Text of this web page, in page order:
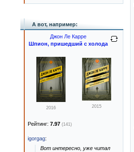
А вот, например:
Джон Ле Карре
Шпион, пришедший с холода
2016 2015
Рейтинг: 7.97 (141)
igorgag:
Вот интересно, уже читал